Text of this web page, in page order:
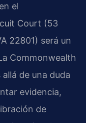
el
Court (53
22801) será un
Commonwealth
de una duda
evidencia,
de